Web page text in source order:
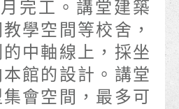
完工。講堂建築
學空間等校舍，
中軸線上，採坐
館的設計。講堂
會空間，最多可